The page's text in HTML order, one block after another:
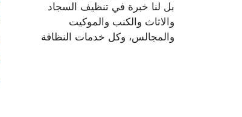
بل لنا خبرة في تنظيف السجاد
والاثاث والكنب والموكيت
والمجالس، وكل خدمات النظافة